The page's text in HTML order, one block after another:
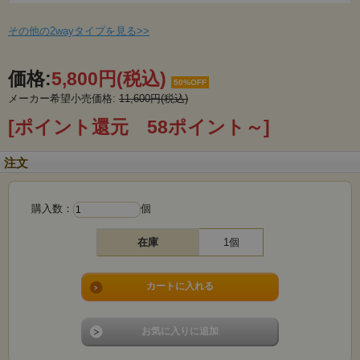
その他の2wayタイプを見る>>
価格:5,800円(税込) 50%OFF
メーカー希望小売価格: 11,600円(税込)
[ポイント還元 58ポイント～]
注文
購入数： 個
在庫 1個